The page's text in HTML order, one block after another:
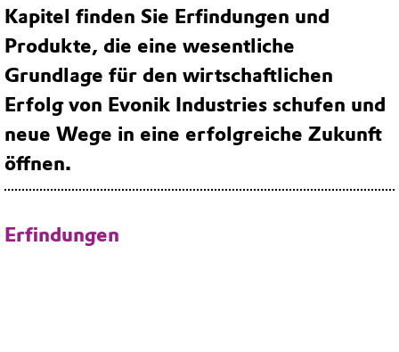
Kapitel finden Sie Erfindungen und
Produkte, die eine wesentliche
Grundlage für den wirtschaftlichen
Erfolg von Evonik Industries schufen und
neue Wege in eine erfolgreiche Zukunft
öffnen.
Erfindungen